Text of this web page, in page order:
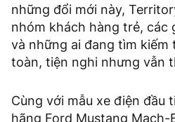
những đổi mới này,
nhóm khách hàng trẻ, các
và những ai đang tìm kiếm
toàn, tiện nghi nhưng vẫn
Cùng với mẫu xe điện đầu
hãng Ford Mustang Mach-